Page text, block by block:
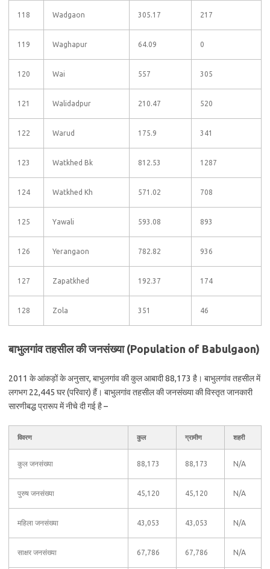
118 Wadgaon 305.17 217
119 Waghapur 64.09 0
120 Wai 557 305
121 Walidadpur 210.47 520
122 Warud 175.9 341
123 Watkhed Bk 812.53 1287
124 Watkhed Kh 571.02 708
125 Yawali 593.08 893
126 Yerangaon 782.82 936
127 Zapatkhed 192.37 174
128 Zola 351 46
बाभुलगांव तहसील की जनसंख्या (Population of Babulgaon)
2011 के आंकड़ों के अनुसार, बाभुलगांव की कुल आबादी 88,173 है। बाभुलगांव तहसील में
लगभग 22,445 घर (परिवार) हैं। बाभुलगांव तहसील की जनसंख्या की विस्तृत जानकारी
सारणीबद्ध प्रारूप में नीचे दी गई है –
विवरण कुल ग्रामीण शहरी
कुल जनसंख्या 88,173 88,173 N/A
पुरुष जनसंख्या 45,120 45,120 N/A
महिला जनसंख्या 43,053 43,053 N/A
साक्षर जनसंख्या 67,786 67,786 N/A